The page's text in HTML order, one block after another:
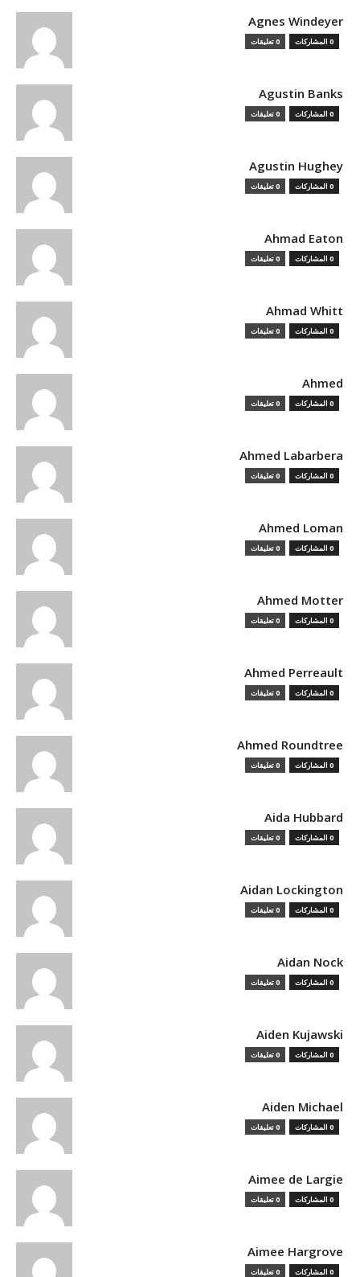
Agnes Windeyer
0 المشاركات 0 تعليقات
Agustin Banks
0 المشاركات 0 تعليقات
Agustin Hughey
0 المشاركات 0 تعليقات
Ahmad Eaton
0 المشاركات 0 تعليقات
Ahmad Whitt
0 المشاركات 0 تعليقات
Ahmed
0 المشاركات 0 تعليقات
Ahmed Labarbera
0 المشاركات 0 تعليقات
Ahmed Loman
0 المشاركات 0 تعليقات
Ahmed Motter
0 المشاركات 0 تعليقات
Ahmed Perreault
0 المشاركات 0 تعليقات
Ahmed Roundtree
0 المشاركات 0 تعليقات
Aida Hubbard
0 المشاركات 0 تعليقات
Aidan Lockington
0 المشاركات 0 تعليقات
Aidan Nock
0 المشاركات 0 تعليقات
Aiden Kujawski
0 المشاركات 0 تعليقات
Aiden Michael
0 المشاركات 0 تعليقات
Aimee de Largie
0 المشاركات 0 تعليقات
Aimee Hargrove
0 المشاركات 0 تعليقات